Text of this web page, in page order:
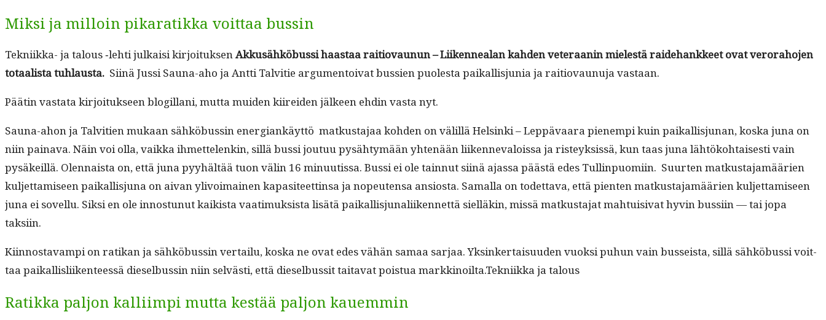
Miksi ja milloin pikaratikka voittaa bussin
Tekni­ik­ka- ja talous ‑lehti julka­isi kir­joituk­senAkkusähköbus­si haas­taa raitio­vau­nun –Liiken­nealan kah­den vet­er­aanin mielestä raide­hankkeet ovat verora­ho­jen
totaal­ista tuh­laus­ta. Siinä Jus­si Sauna-aho ja Antti Talvi­tie argu­men­toi­vat bussien puoles­ta paikallisju­nia ja raitio­vaunu­ja vastaan.
Päätin vas­ta­ta kir­joituk­seen blogillani, mut­ta muiden kiirei­den jäl­keen ehdin vas­ta nyt.
Sauna-ahon ja Talvi­tien mukaan sähköbussin ener­giankäyt­tö matkus­ta­jaa kohden on välil­lä Helsin­ki – Lep­pä­vaara pienem­pi kuin paikallisju­nan, kos­ka juna on
niin paina­va. Näin voi olla, vaik­ka ihmette­lenkin, sil­lä bus­si joutuu pysähtymään yht­enään liiken­neval­ois­sa ja risteyk­sis­sä, kun taas juna lähtöko­htais­es­ti vain
pysäkeil­lä. Olen­naista on, että juna pyy­hältää tuon välin 16 min­uutis­sa. Bus­si ei ole tain­nut siinä ajas­sa päästä edes Tullinpuomi­in. Suurten matkus­ta­jamäärien
kul­jet­tamiseen paikallisju­na on aivan ylivoimainen kap­a­siteet­tin­sa ja nopeuten­sa ansios­ta. Samal­la on todet­ta­va, että pien­ten matkus­ta­jamäärien kul­jet­tamiseen
juna ei sovel­lu. Sik­si en ole innos­tunut kaik­ista vaa­timuk­sista lisätä paikallisju­nali­iken­net­tä siel­läkin, mis­sä matkus­ta­jat mah­tu­isi­vat hyvin bus­si­in — tai jopa
taksiin.
Kiin­nos­tavampi on ratikan ja sähköbussin ver­tailu, kos­ka ne ovat edes vähän samaa sar­jaa. Yksinker­taisu­u­den vuok­si puhun vain bus­seista, sil­lä sähköbus­si voit­
taa paikallis­li­iken­teessä diesel­bussin niin selvästi, että diesel­bus­sit taita­vat pois­tua markki­noil­ta.Tekni­ik­ka ja talous
Ratikka paljon kalliimpi mutta kestää paljon kauemmin